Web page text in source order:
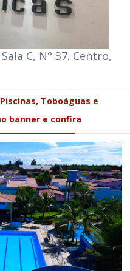
C, N° 37. Centro,
Toboáguas e
banner e confira